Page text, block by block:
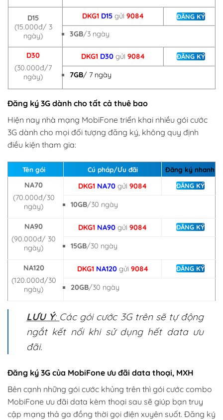
D15
(15.000đ/ 3
ngày)
DKG1 D15gửi 9084 ĐĂNG KÝ
3GB/3 ngày
D30
(30.000đ/7
ngày)
DKG1 D30 gửi 9084 ĐĂNG KÝ
7GB/ 7 ngày
Đăng ký 3G dành cho tất cả thuê bao
Hiện nay nhà mạng MobiFone triển khai nhiều gói cước
3G dành cho mọi đối tượng đăng ký, không quy định
điều kiện tham gia:
Tên gói Cú pháp/Ưu đãi Đăng ký nhanh
NA70
(70.000đ/30
ngày)
DKG1 NA70 gửi 9084 ĐĂNG KÝ
10GB/30 ngày
NA90
(90.000đ/ 30
ngày)
DKG1 NA90 gửi 9084 ĐĂNG KÝ
15GB/30 ngày
NA120
(120.000đ/30
ngày)
DKG1 NA120 gửi 9084 ĐĂNG KÝ
20GB/30 ngày
LƯU Ý: Các gói cước 3G trên sẽ tự động
ngắt kết nối khi sử dụng hết data ưu
đãi.
Đăng ký 3G của MobiFone ưu đãi data thoại, MXH
Bên cạnh những gói cước khủng trên thì gói cước combo
MobiFone ưu đãi data kèm thoại sau sẽ giúp bạn truy
cập mạng thả ga đồng thời gọi điện xuyên suốt. Đăng ký